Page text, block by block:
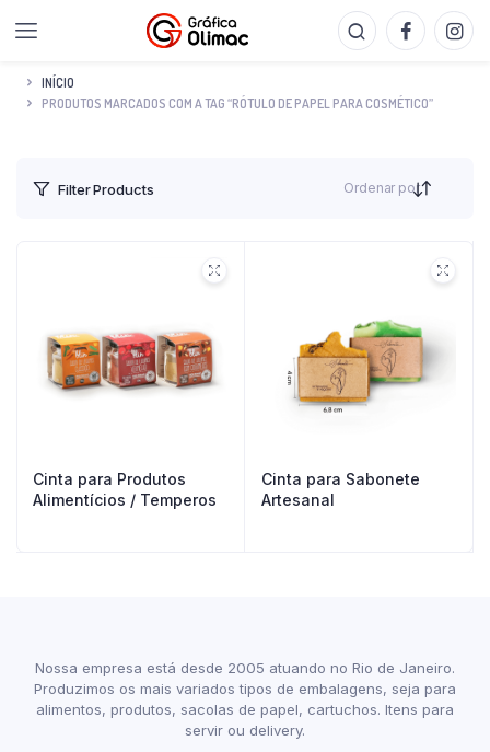
INÍCIO
PRODUTOS MARCADOS COM A TAG “RÓTULO DE PAPEL PARA COSMÉTICO”
Filter Products Ordenar por
Cinta para Produtos
Alimentícios / Temperos
Cinta para Sabonete
Artesanal
Nossa empresa está desde 2005 atuando no Rio de Janeiro.
Produzimos os mais variados tipos de embalagens, seja para
alimentos, produtos, sacolas de papel, cartuchos. Itens para
servir ou delivery.